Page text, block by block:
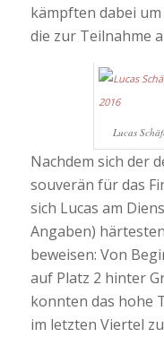
kämpften dabei
die zur Teilnahme
Lucas
Nachdem sich der
souverän für das
sich Lucas am
Angaben)
beweisen: Von
auf Platz 2 hinter
konnten das hohe
im letzten Viertel